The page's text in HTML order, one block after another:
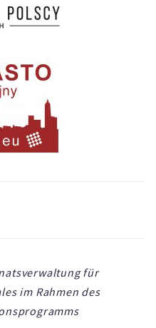
für
im Rahmen des